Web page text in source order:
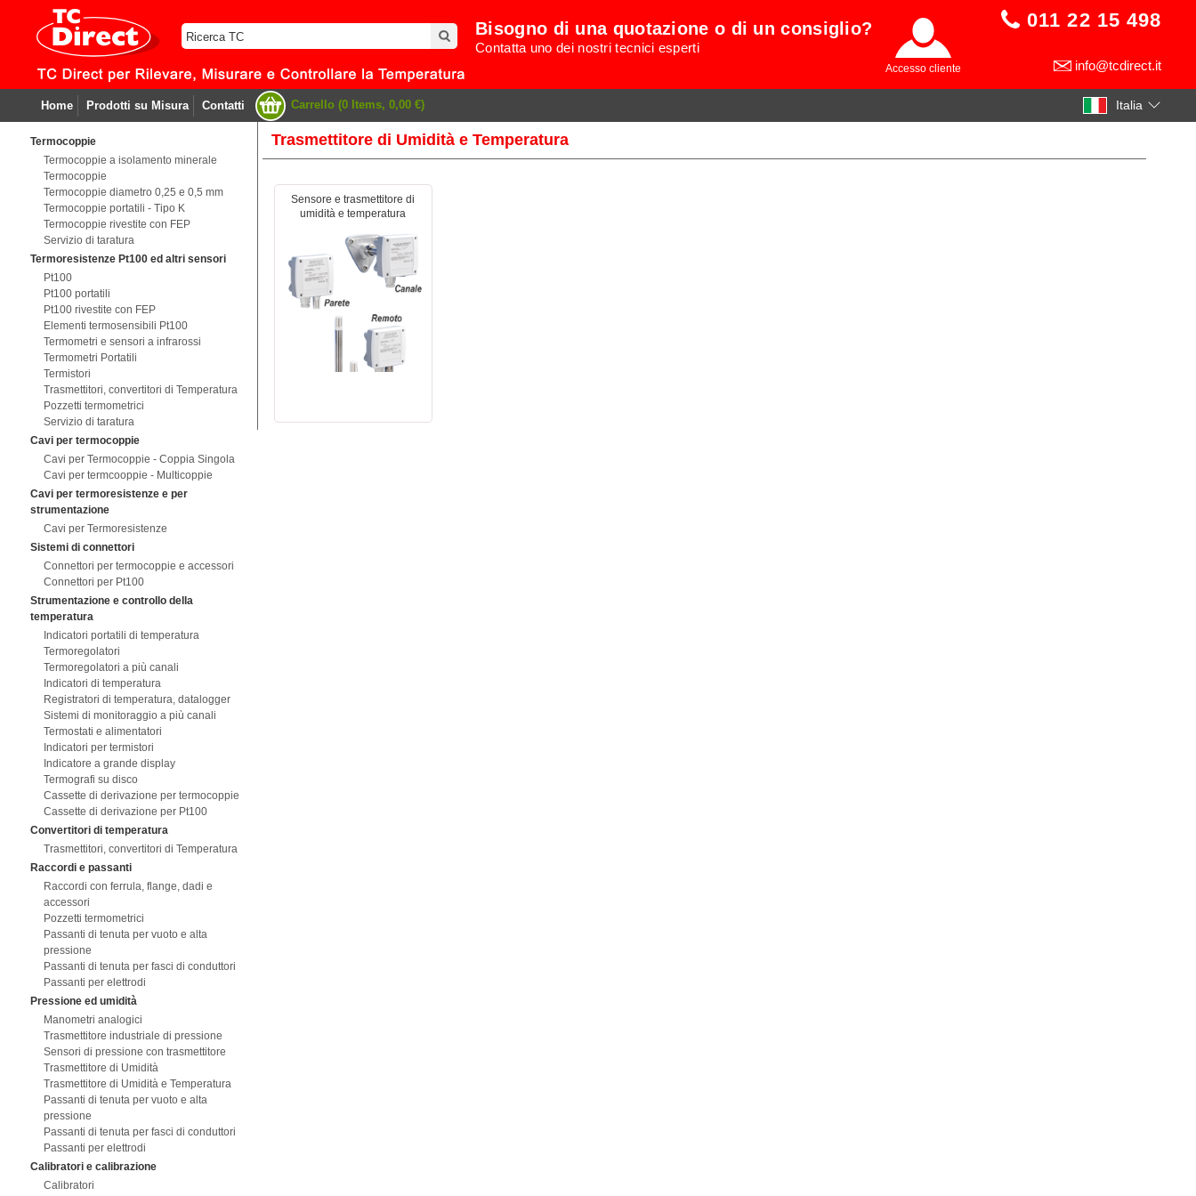
Italia
011 22 15 498
info@tcdirect.it
Accesso cliente
Bisogno di una quotazione o di un consiglio?
Contatta uno dei nostri tecnici esperti
Home Prodotti su Misura Contatti Carrello (0 Items, 0,00 €)
Termocoppie
Termocoppie a isolamento minerale
Termocoppie
Termocoppie diametro 0,25 e 0,5 mm
Termocoppie portatili - Tipo K
Termocoppie rivestite con FEP
Servizio di taratura
Termoresistenze Pt100 ed altri sensori
Pt100
Pt100 portatili
Pt100 rivestite con FEP
Elementi termosensibili Pt100
Termometri e sensori a infrarossi
Termometri Portatili
Termistori
Trasmettitori, convertitori di Temperatura
Pozzetti termometrici
Servizio di taratura
Cavi per termocoppie
Cavi per Termocoppie - Coppia Singola
Cavi per termcooppie - Multicoppie
Cavi per termoresistenze e per
strumentazione
Cavi per Termoresistenze
Sistemi di connettori
Connettori per termocoppie e accessori
Connettori per Pt100
Strumentazione e controllo della
temperatura
Indicatori portatili di temperatura
Termoregolatori
Termoregolatori a più canali
Indicatori di temperatura
Registratori di temperatura, datalogger
Sistemi di monitoraggio a più canali
Termostati e alimentatori
Indicatori per termistori
Indicatore a grande display
Termografi su disco
Cassette di derivazione per termocoppie
Cassette di derivazione per Pt100
Convertitori di temperatura
Trasmettitori, convertitori di Temperatura
Raccordi e passanti
Raccordi con ferrula, flange, dadi e
accessori
Pozzetti termometrici
Passanti di tenuta per vuoto e alta
pressione
Passanti di tenuta per fasci di conduttori
Passanti per elettrodi
Pressione ed umidità
Manometri analogici
Trasmettitore industriale di pressione
Sensori di pressione con trasmettitore
Trasmettitore di Umidità
Trasmettitore di Umidità e Temperatura
Passanti di tenuta per vuoto e alta
pressione
Passanti di tenuta per fasci di conduttori
Passanti per elettrodi
Calibratori e calibrazione
Calibratori
Trasmettitore di Umidità e Temperatura
Sensore e trasmettitore di
umidità e temperatura